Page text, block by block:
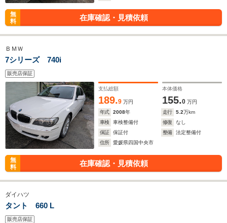
無
料
在庫確認・見積依頼
ＢＭＷ
7シリーズ 740i
販売店保証
支払総額
189.9 万円
本体価格
155.0 万円
年式
2008年 走行 5.2万km
車検
車検整備付 修復
なし
保証
保証付 整備
法定整備付
住所
愛媛県四国中央市
無
料
在庫確認・見積依頼
ダイハツ
タント 660 L
販売店保証